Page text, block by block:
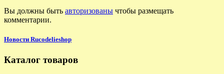
Вы должны быть авторизованы чтобы размещать
комментарии.
Новости Rucodelieshop
Каталог товаров